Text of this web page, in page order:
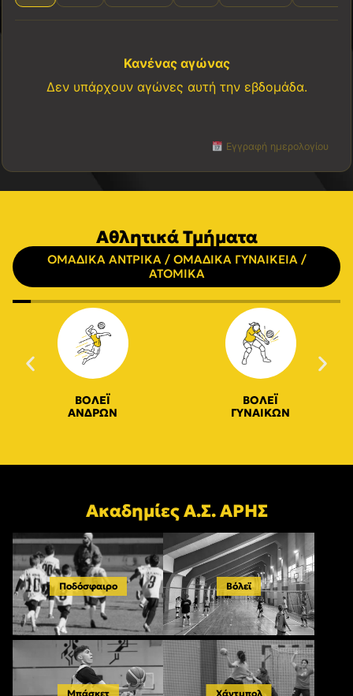
Κανένας αγώνας
Δεν υπάρχουν αγώνες αυτή την εβδομάδα.
Εγγραφή ημερολογίου
Αθλητικά Τμήματα
ΟΜΑΔΙΚΑ ΑΝΤΡΙΚΑ / ΟΜΑΔΙΚΑ ΓΥΝΑΙΚΕΙΑ /
ΑΤΟΜΙΚΑ
ΒΟΛΕΪ
ΑΝΔΡΩΝ
ΒΟΛΕΪ
ΓΥΝΑΙΚΩΝ
Ακαδημίες Α.Σ. ΑΡΗΣ
Ποδόσφαιρο Βόλεϊ
Μπάσκετ Χάντμπολ